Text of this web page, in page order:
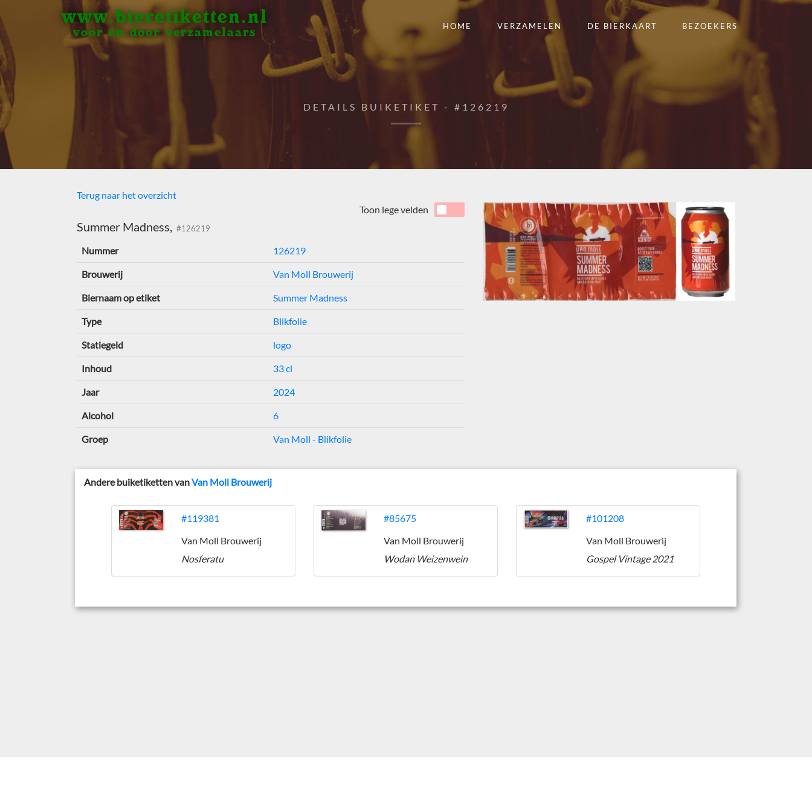
www.bieretiketten.nl
voor én door verzamelaars
HOME VERZAMELEN DE BIERKAART BEZOEKERS
DETAILS BUIKETIKET - #126219
Terug naar het overzicht
Summer Madness, #126219
Toon lege velden
Nummer 126219
Brouwerij Van Moll Brouwerij
Biernaam op etiket Summer Madness
Type Blikfolie
Statiegeld logo
Inhoud 33 cl
Jaar 2024
Alcohol 6
Groep Van Moll - Blikfolie
Andere buiketiketten vanVan Moll Brouwerij
#119381
Van Moll Brouwerij
Nosferatu
#85675
Van Moll Brouwerij
Wodan Weizenwein
#101208
Van Moll Brouwerij
Gospel Vintage 2021